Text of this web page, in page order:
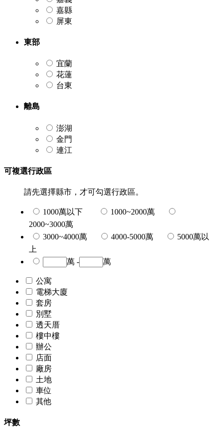
嘉縣
屏東
東部
宜蘭
花蓮
台東
離島
澎湖
金門
連江
可複選行政區
請先選擇縣市，才可勾選行政區。
1000萬以下
1000~2000萬
2000~3000萬
3000~4000萬
4000-5000萬
5000萬以
上
萬 -
萬
公寓
電梯大廈
套房
別墅
透天厝
樓中樓
辦公
店面
廠房
土地
車位
其他
坪數